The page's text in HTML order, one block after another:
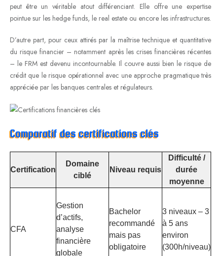
peut être un véritable atout différenciant. Elle offre une expertise
pointue sur les hedge funds, le real estate ou encore les infrastructures.
D’autre part, pour ceux attirés par la maîtrise technique et quantitative
du risque financier – notamment après les crises financières récentes
– le FRM est devenu incontournable. Il couvre aussi bien le risque de
crédit que le risque opérationnel avec une approche pragmatique très
appréciée par les banques centrales et régulateurs.
Comparatif des certifications clés
Certification
Domaine
ciblé
Niveau requis
Difficulté /
durée
moyenne
CFA
Gestion
d’actifs,
analyse
financière
globale
Bachelor
recommandé
mais pas
obligatoire
3 niveaux – 3
à 5 ans
environ
(300h/niveau)